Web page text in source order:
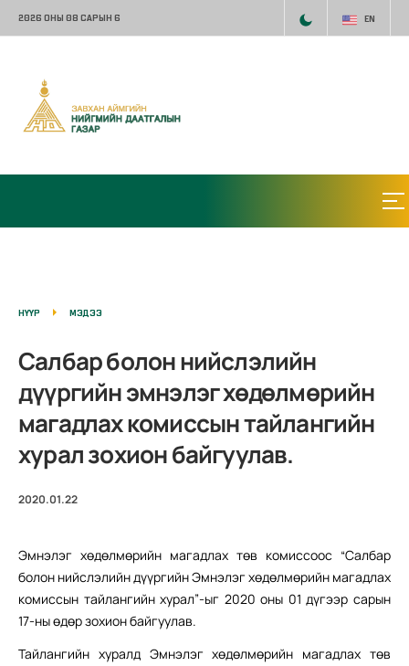
2026 ОНЫ 08 САРЫН 6 EN
НҮҮР МЭДЭЭ
Салбар болон нийслэлийн
дүүргийн эмнэлэг хөдөлмөрийн
магадлах комиссын тайлангийн
хурал зохион байгуулав.
2020.01.22
Эмнэлэг хөдөлмөрийн магадлах төв комиссоос “Салбар
болон нийслэлийн дүүргийн Эмнэлэг хөдөлмөрийн магадлах
комиссын тайлангийн хурал”-ыг 2020 оны 01 дүгээр сарын
17-ны өдөр зохион байгуулав.
Тайлангийн хуралд Эмнэлэг хөдөлмөрийн магадлах төв